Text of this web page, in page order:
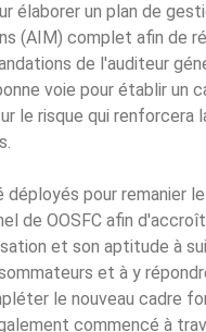
élaborer un plan de
(AIM) complet afin de
de l'auditeur
voie pour établir un
le risque qui renforcera
pour remanier
de OOSFC afin
et son aptitude à
et à y
le nouveau cadre
commencé à